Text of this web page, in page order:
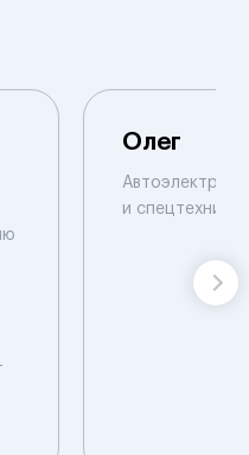
Олег
Автоэлектрик
и спецтехнике.